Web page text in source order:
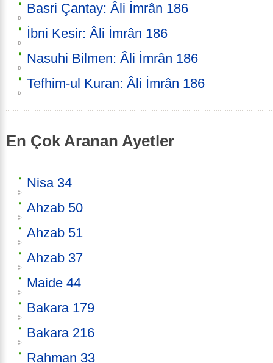
Basri Çantay: Âli İmrân 186
İbni Kesir: Âli İmrân 186
Nasuhi Bilmen: Âli İmrân 186
Tefhim-ul Kuran: Âli İmrân 186
En Çok Aranan Ayetler
Nisa 34
Ahzab 50
Ahzab 51
Ahzab 37
Maide 44
Bakara 179
Bakara 216
Rahman 33